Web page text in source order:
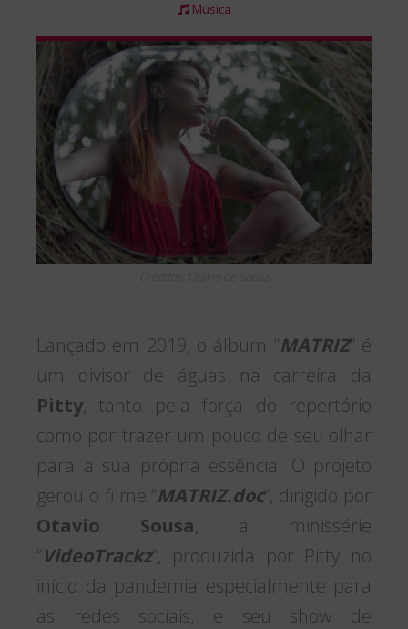
Música
Lançado em 2019, o álbum “MATRIZ” é
um divisor de águas na carreira da
Pitty, tanto pela força do repertório
como por trazer um pouco de seu olhar
para a sua própria essência. O projeto
gerou o filme “MATRIZ.doc“, dirigido por
Otavio Sousa, a minissérie
“VideoTrackz“, produzida por Pitty no
início da pandemia especialmente para
as redes sociais, e seu show de